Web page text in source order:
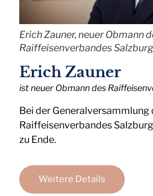
Erich Zauner, neuer Obmann
Raiffeisenverbandes
Erich Zauner
ist neuer Obmann des
Bei der Generalversammlung
Raiffeisenverbandes
zu Ende.
Weitere Details